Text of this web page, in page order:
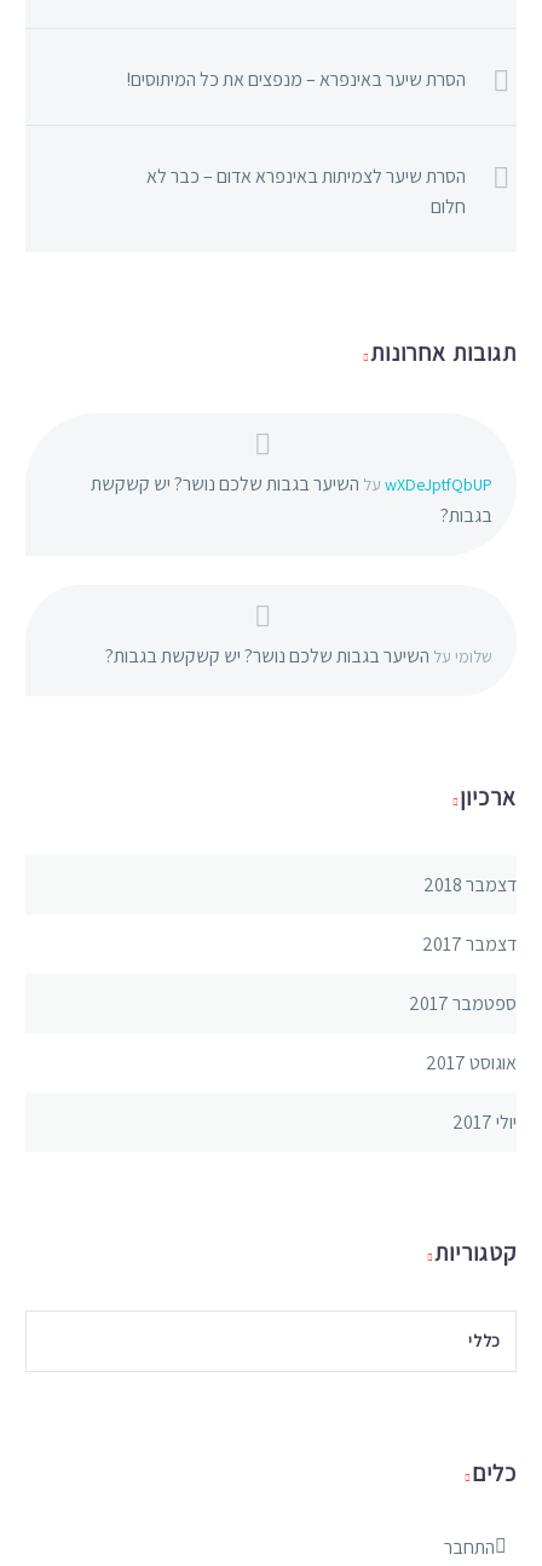
הסרת שיער באינפרא – מנפצים את כל המיתוסים!
הסרת שיער לצמיתות באינפרא אדום – כבר לא
חלום
תגובות אחרונות
wXDeJptfQbUP על השיער בגבות שלכם נושר? יש קשקשת
בגבות?
שלומי על השיער בגבות שלכם נושר? יש קשקשת בגבות?
ארכיון
דצמבר 2018
דצמבר 2017
ספטמבר 2017
אוגוסט 2017
יולי 2017
קטגוריות
כללי
כלים
התחבר